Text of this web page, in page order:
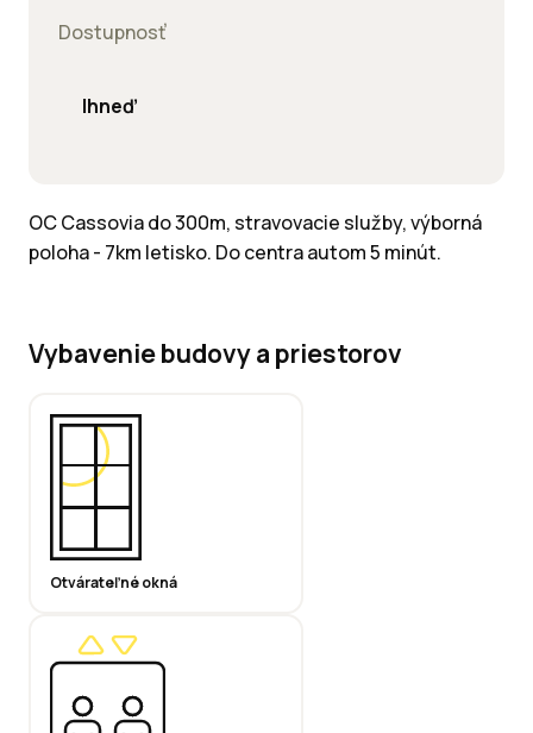
Dostupnosť
Ihneď
OC Cassovia do 300m, stravovacie služby, výborná
poloha - 7km letisko. Do centra autom 5 minút.
Vybavenie budovy a priestorov
Otvárateľné okná